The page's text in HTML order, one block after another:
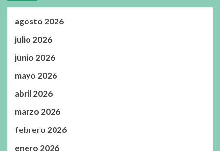
agosto 2026
julio 2026
junio 2026
mayo 2026
abril 2026
marzo 2026
febrero 2026
enero 2026